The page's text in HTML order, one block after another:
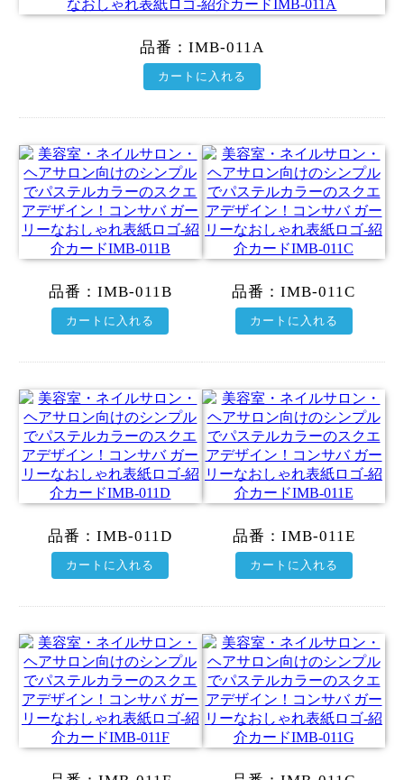
品番： IMB-011A
カートに入れる
品番： IMB-011B
カートに入れる
品番： IMB-011C
カートに入れる
品番：IMB-011D
カートに入れる
品番： IMB-011E
カートに入れる